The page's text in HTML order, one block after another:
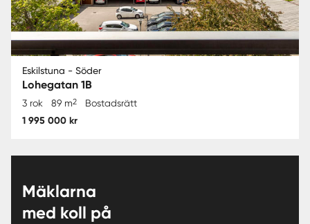
Eskilstuna - Söder
Lohegatan 1B
3 rok 89 m2 Bostadsrätt
1 995 000 kr
Mäklarna
med koll på